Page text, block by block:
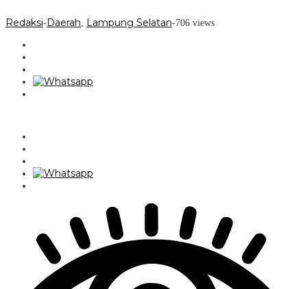
Redaksi-Daerah Lampung Selatan-706 views